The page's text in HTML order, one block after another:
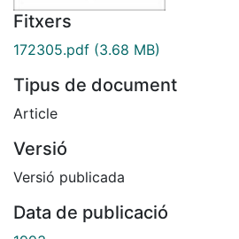
Fitxers
172305.pdf (3.68 MB)
Tipus de document
Article
Versió
Versió publicada
Data de publicació